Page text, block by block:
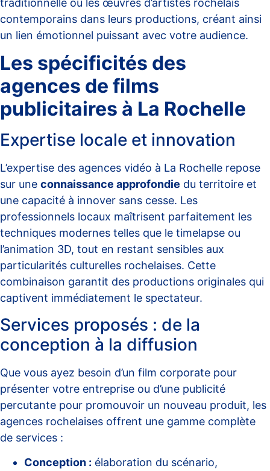
traditionnelle ou les œuvres d’artistes rochelais
contemporains dans leurs productions, créant ainsi
un lien émotionnel puissant avec votre audience.
Les spécificités des
agences de films
publicitaires à La Rochelle
Expertise locale et innovation
L’expertise des agences vidéo à La Rochelle repose
sur une connaissance approfondie du territoire et
une capacité à innover sans cesse. Les
professionnels locaux maîtrisent parfaitement les
techniques modernes telles que le timelapse ou
l’animation 3D, tout en restant sensibles aux
particularités culturelles rochelaises. Cette
combinaison garantit des productions originales qui
captivent immédiatement le spectateur.
Services proposés : de la
conception à la diffusion
Que vous ayez besoin d’un film corporate pour
présenter votre entreprise ou d’une publicité
percutante pour promouvoir un nouveau produit, les
agences rochelaises offrent une gamme complète
de services :
Conception : élaboration du scénario,